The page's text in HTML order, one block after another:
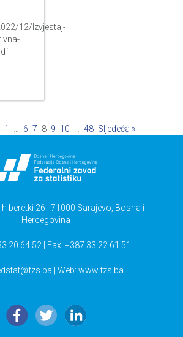
12/Izvjestaj-
1 6 7 8 9 10 48 Sljedeća »
beretki 26 | 71000 Sarajevo, Bosna i
Hercegovina
20 64 52 | Fax: +387 33 22 61 51
| Web: www.fzs.ba